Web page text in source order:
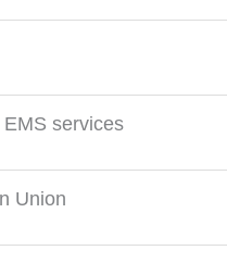
services
Union